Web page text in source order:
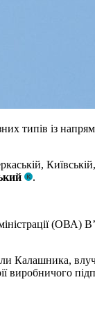
типів із
.
(ОВА)
Калашника,
виробничого